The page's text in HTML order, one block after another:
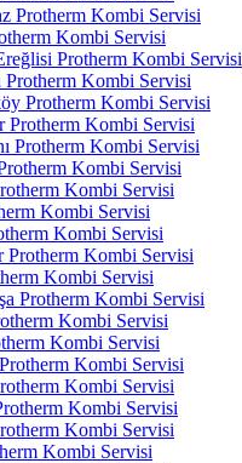
Protherm Kombi Servisi
Kombi Servisi
Protherm Kombi Servisi
Protherm Kombi Servisi
Protherm Kombi Servisi
Protherm Kombi Servisi
Protherm Kombi Servisi
Kombi Servisi
Kombi Servisi
Kombi Servisi
Kombi Servisi
Protherm Kombi Servisi
Kombi Servisi
Protherm Kombi Servisi
Kombi Servisi
Kombi Servisi
Kombi Servisi
Kombi Servisi
Kombi Servisi
Kombi Servisi
Kombi Servisi